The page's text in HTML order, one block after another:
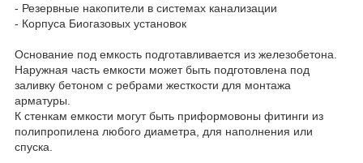
- Резервные накопители в системах канализации
- Корпуса Биогазовых установок
Основание под емкость подготавливается из железобетона.
Наружная часть емкости может быть подготовлена под
заливку бетоном с ребрами жесткости для монтажа
арматуры.
К стенкам емкости могут быть приформовоны фитинги из
полипропилена любого диаметра, для наполнения или
спуска.